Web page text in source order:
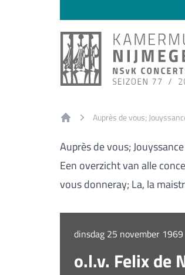
Auprès de vous;
Auprès de vous;
Een overzicht van alle
vous donneray; La, la
dinsdag 25 november 1969
o.l.v. Felix de